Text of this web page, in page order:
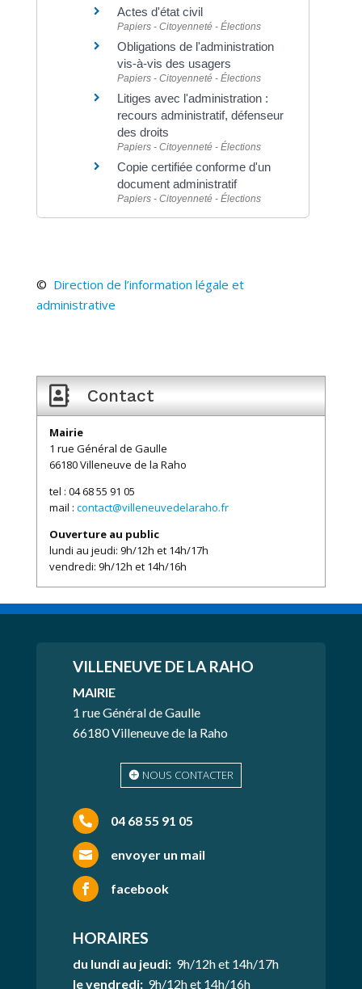
Actes d'état civil
Papiers - Citoyenneté - Élections
Obligations de l'administration
vis-à-vis des usagers
Papiers - Citoyenneté - Élections
Litiges avec l'administration :
recours administratif, défenseur
des droits
Papiers - Citoyenneté - Élections
Copie certifiée conforme d'un
document administratif
Papiers - Citoyenneté - Élections
© Direction de l’information légale et
administrative
 Contact
Mairie
1 rue Général de Gaulle
66180 Villeneuve de la Raho
tel : 04 68 55 91 05
mail : contact@villeneuvedelaraho.fr
Ouverture au public
lundi au jeudi: 9h/12h et 14h/17h
vendredi: 9h/12h et 14h/16h
VILLENEUVE DE LA RAHO
MAIRIE
1 rue Général de Gaulle
66180 Villeneuve de la Raho
NOUS CONTACTER
 04 68 55 91 05
 envoyer un mail
 facebook
HORAIRES
du lundi au jeudi: 9h/12h et 14h/17h
le vendredi:9h/12h et 14h/16h